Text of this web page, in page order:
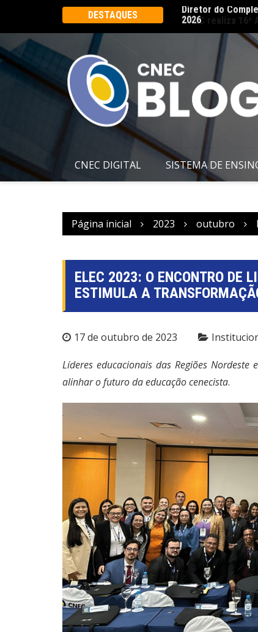
DESTAQUES
palestra no Rio Innovation Week CNEC realiza
CNEC DIGITAL SISTEMA DE
Página inicial 2023 outubro
ELEC 2023: O ENCONTRO DE
ESTIMULA A
17 de outubro de 2023
Líderes educacionais das Regiões
alinhar o futuro da educação cenecista.